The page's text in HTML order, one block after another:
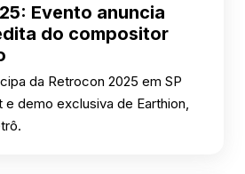
Evento anuncia
do compositor
da Retrocon 2025 em SP
demo exclusiva de Earthion,